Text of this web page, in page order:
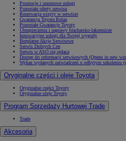
Promocje i sezonowe usługi
Pozostałe oferty serwisu
Rezerwacja wizyty w serwisie
Gwarancja Toyota Relax
Pozostałe Gwarancje Toyoty
Ubezpieczenia i naprawy blacharsko-lakiernicze
Innowacyjne usługi dla Twojej wygody
Bezpłatne Akcje Serwisowe
Serwis Dobrych Cen
Serwis w ASO się opłaca
Dostęp do informacji serwisowych (Opens in new
Wykaz wydanych zaświadczeń o odbytym szkoleniu
Oryginalne części i oleje Toyota
Oryginalne części Toyoty
Oryginalne oleje Toyoty
Program Sprzedaży Hurtowej Trade
Trade
Akcesoria